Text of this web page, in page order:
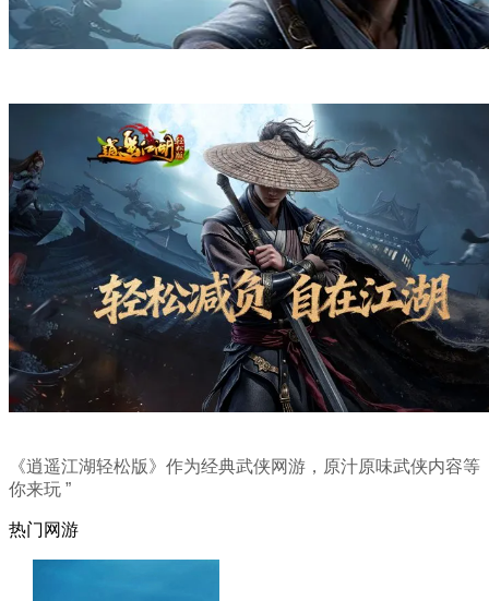
《逍遥江湖轻松版》作为经典武侠网游，原汁原味武侠内容等
你来玩 ”
热门网游